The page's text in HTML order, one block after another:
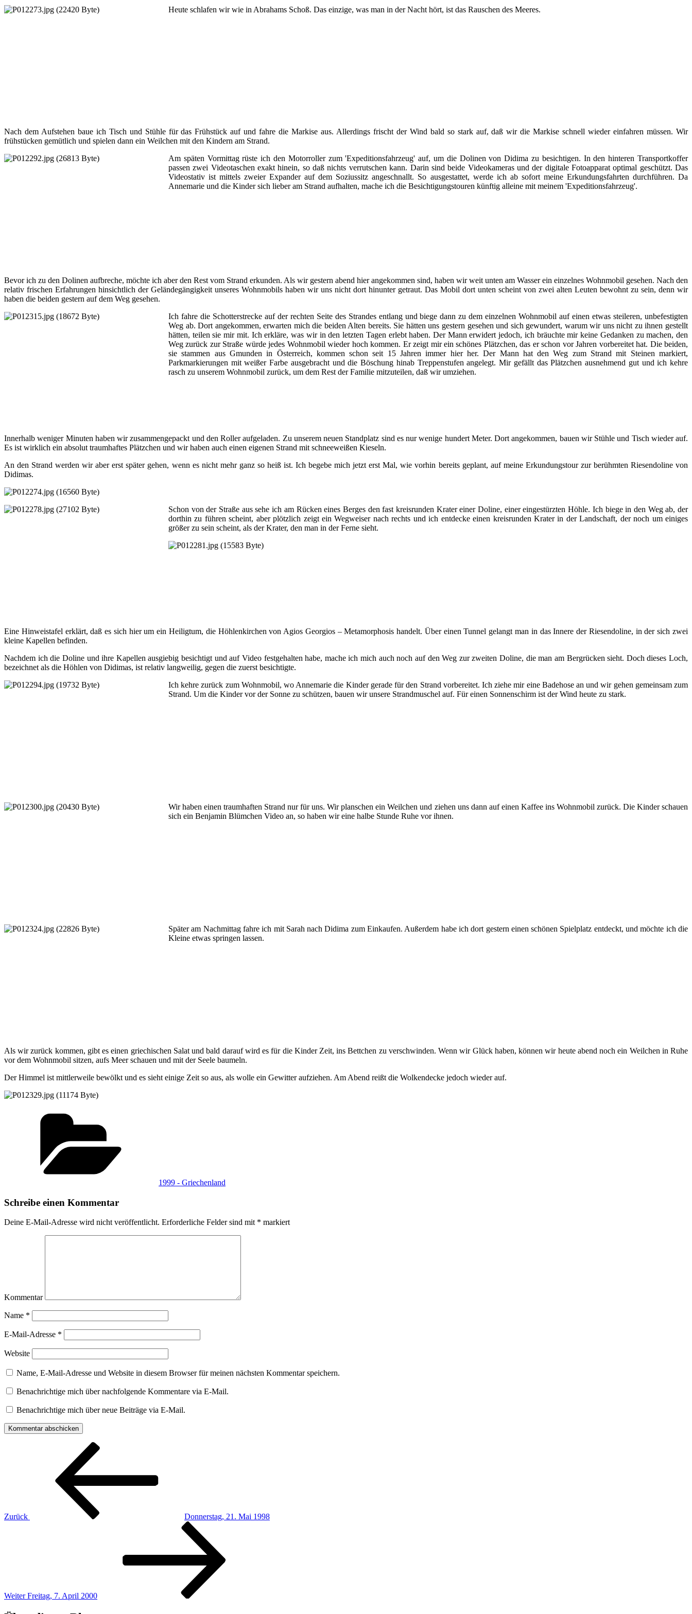
Heute schlafen wir wie in Abrahams Schoß. Das einzige, was man in der Nacht hört, ist das Rauschen des Meeres.
Nach dem Aufstehen baue ich Tisch und Stühle für das Frühstück auf und fahre die Markise aus. Allerdings frischt der Wind bald so stark auf, daß wir die Markise schnell wieder einfahren müssen. Wir
frühstücken gemütlich und spielen dann ein Weilchen mit den Kindern am Strand.
Am späten Vormittag rüste ich den Motorroller zum 'Expeditionsfahrzeug' auf, um die Dolinen von Didima zu besichtigen. In den hinteren Transportkoffer
passen zwei Videotaschen exakt hinein, so daß nichts verrutschen kann. Darin sind beide Videokameras und der digitale Fotoapparat optimal geschützt. Das
Videostativ ist mittels zweier Expander auf dem Soziussitz angeschnallt. So ausgestattet, werde ich ab sofort meine Erkundungsfahrten durchführen. Da
Annemarie und die Kinder sich lieber am Strand aufhalten, mache ich die Besichtigungstouren künftig alleine mit meinem 'Expeditionsfahrzeug'.
Bevor ich zu den Dolinen aufbreche, möchte ich aber den Rest vom Strand erkunden. Als wir gestern abend hier angekommen sind, haben wir weit unten am Wasser ein einzelnes Wohnmobil gesehen. Nach den
relativ frischen Erfahrungen hinsichtlich der Geländegängigkeit unseres Wohnmobils haben wir uns nicht dort hinunter getraut. Das Mobil dort unten scheint von zwei alten Leuten bewohnt zu sein, denn wir
haben die beiden gestern auf dem Weg gesehen.
Ich fahre die Schotterstrecke auf der rechten Seite des Strandes entlang und biege dann zu dem einzelnen Wohnmobil auf einen etwas steileren, unbefestigten
Weg ab. Dort angekommen, erwarten mich die beiden Alten bereits. Sie hätten uns gestern gesehen und sich gewundert, warum wir uns nicht zu ihnen gestellt
hätten, teilen sie mir mit. Ich erkläre, was wir in den letzten Tagen erlebt haben. Der Mann erwidert jedoch, ich bräuchte mir keine Gedanken zu machen, den
Weg zurück zur Straße würde jedes Wohnmobil wieder hoch kommen. Er zeigt mir ein schönes Plätzchen, das er schon vor Jahren vorbereitet hat. Die beiden,
sie stammen aus Gmunden in Österreich, kommen schon seit 15 Jahren immer hier her. Der Mann hat den Weg zum Strand mit Steinen markiert,
Parkmarkierungen mit weißer Farbe ausgebracht und die Böschung hinab Treppenstufen angelegt. Mir gefällt das Plätzchen ausnehmend gut und ich kehre
rasch zu unserem Wohnmobil zurück, um dem Rest der Familie mitzuteilen, daß wir umziehen.
Innerhalb weniger Minuten haben wir zusammengepackt und den Roller aufgeladen. Zu unserem neuen Standplatz sind es nur wenige hundert Meter. Dort angekommen, bauen wir Stühle und Tisch wieder auf.
Es ist wirklich ein absolut traumhaftes Plätzchen und wir haben auch einen eigenen Strand mit schneeweißen Kieseln.
An den Strand werden wir aber erst später gehen, wenn es nicht mehr ganz so heiß ist. Ich begebe mich jetzt erst Mal, wie vorhin bereits geplant, auf meine Erkundungstour zur berühmten Riesendoline von
Didimas.
Schon von der Straße aus sehe ich am Rücken eines Berges den fast kreisrunden Krater einer Doline, einer eingestürzten Höhle. Ich biege in den Weg ab, der
dorthin zu führen scheint, aber plötzlich zeigt ein Wegweiser nach rechts und ich entdecke einen kreisrunden Krater in der Landschaft, der noch um einiges
größer zu sein scheint, als der Krater, den man in der Ferne sieht.
Eine Hinweistafel erklärt, daß es sich hier um ein Heiligtum, die Höhlenkirchen von Agios Georgios – Metamorphosis handelt. Über einen Tunnel gelangt man in das Innere der Riesendoline, in der sich zwei
kleine Kapellen befinden.
Nachdem ich die Doline und ihre Kapellen ausgiebig besichtigt und auf Video festgehalten habe, mache ich mich auch noch auf den Weg zur zweiten Doline, die man am Bergrücken sieht. Doch dieses Loch,
bezeichnet als die Höhlen von Didimas, ist relativ langweilig, gegen die zuerst besichtigte.
Ich kehre zurück zum Wohnmobil, wo Annemarie die Kinder gerade für den Strand vorbereitet. Ich ziehe mir eine Badehose an und wir gehen gemeinsam zum
Strand. Um die Kinder vor der Sonne zu schützen, bauen wir unsere Strandmuschel auf. Für einen Sonnenschirm ist der Wind heute zu stark.
Wir haben einen traumhaften Strand nur für uns. Wir planschen ein Weilchen und ziehen uns dann auf einen Kaffee ins Wohnmobil zurück. Die Kinder schauen
sich ein Benjamin Blümchen Video an, so haben wir eine halbe Stunde Ruhe vor ihnen.
Später am Nachmittag fahre ich mit Sarah nach Didima zum Einkaufen. Außerdem habe ich dort gestern einen schönen Spielplatz entdeckt, und möchte ich die
Kleine etwas springen lassen.
Als wir zurück kommen, gibt es einen griechischen Salat und bald darauf wird es für die Kinder Zeit, ins Bettchen zu verschwinden. Wenn wir Glück haben, können wir heute abend noch ein Weilchen in Ruhe
vor dem Wohnmobil sitzen, aufs Meer schauen und mit der Seele baumeln.
Der Himmel ist mittlerweile bewölkt und es sieht einige Zeit so aus, als wolle ein Gewitter aufziehen. Am Abend reißt die Wolkendecke jedoch wieder auf.
1999 - Griechenland
Schreibe einen Kommentar
Deine E-Mail-Adresse wird nicht veröffentlicht. Erforderliche Felder sind mit * markiert
Kommentar
Name *
E-Mail-Adresse *
Website
Name, E-Mail-Adresse und Website in diesem Browser für meinen nächsten Kommentar speichern.
Benachrichtige mich über nachfolgende Kommentare via E-Mail.
Benachrichtige mich über neue Beiträge via E-Mail.
Beitragsnavigation
Zurück
Donnerstag, 21. Mai 1998
Weiter Freitag, 7. April 2000